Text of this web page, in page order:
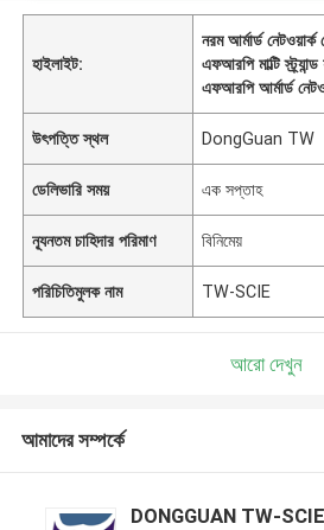
হাইলাইট:
নরম আর্মার্ড
এফআরপি মাল্টি
এফআরপি আর্মার্ড
উৎপত্তি স্থল DongGuan TW
ডেলিভারি সময় এক সপ্তাহ
ন্যূনতম চাহিদার পরিমাণ বিনিমেয়
পরিচিতিমুলক নাম TW-SCIE
আরো দেখুন
আমাদের সম্পর্কে
DONGGUAN TW-